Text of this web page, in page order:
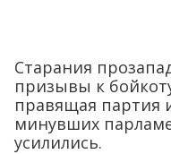
Старания
призывы к
правящая партия
минувших
усилились.